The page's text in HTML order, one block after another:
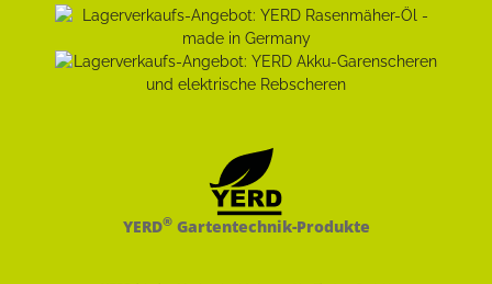
YERD®Gartentechnik-Produkte